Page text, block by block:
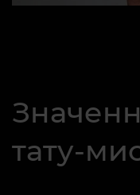
тату-